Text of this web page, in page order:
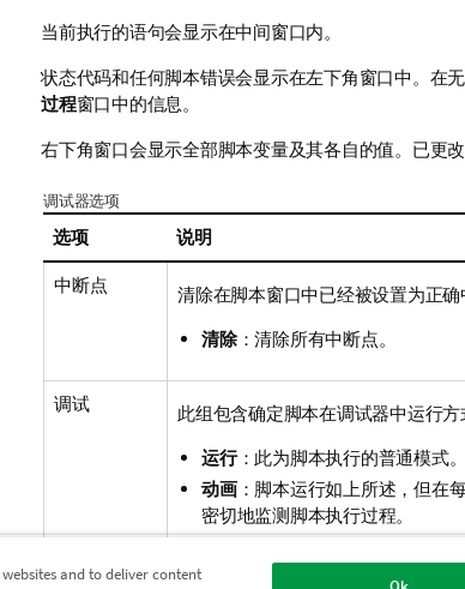
当前执行的语句会显示在中间窗口内。
状态代码和任何脚本错误会显示在左下角窗口中。在
过程窗口中的信息。
右下角窗口会显示全部脚本变量及其各自的值。已更改
调试器选项
选项 说明
中断点
清除在脚本窗口中已经被设置为正确
清除：清除所有中断点。
调试
此组包含确定脚本在调试器中运行方
运行：此为脚本执行的普通模式
动画：脚本运行如上所述，但在
密切地监测脚本执行过程。
and to deliver content